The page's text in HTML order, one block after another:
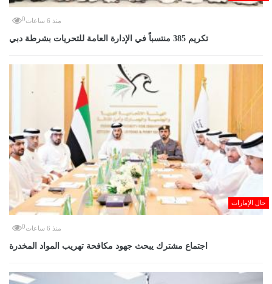
منذ 6 ساعات 0
تكريم 385 منتسباً في الإدارة العامة للتحريات بشرطة دبي
حال الإمارات
منذ 6 ساعات 0
اجتماع مشترك يبحث جهود مكافحة تهريب المواد المخدرة